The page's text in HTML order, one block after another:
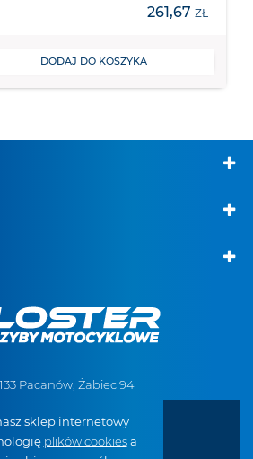
261,67 ZŁ
DODAJ DO KOSZYKA
sklep internetowy
plików cookiesa
Pacanów, Żabiec 94
+48 887 519 098